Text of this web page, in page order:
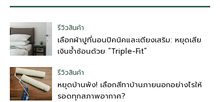
รีวิวสินค้า
เลือกผ้าปูที่นอนปิคนิคและเตียงเสริม: หยุดเสีย
เงินซ้ำซ้อนด้วย “Triple-Fit”
รีวิวสินค้า
หยุดบ้านพัง! เลือกสีทาบ้านภายนอกอย่างไรให้
รอดทุกสภาพอากาศ?